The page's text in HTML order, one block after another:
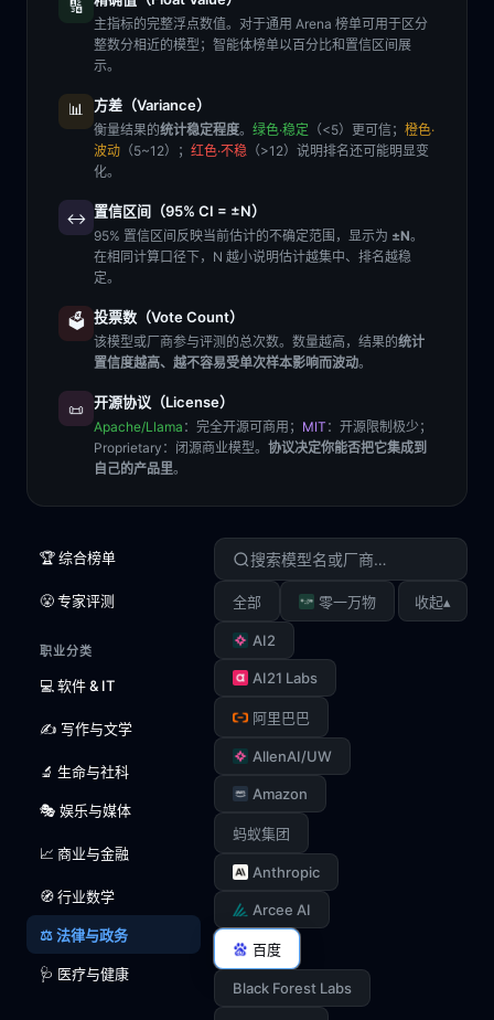
🔢
主指标的完整浮点数值。对于通用 Arena 榜单可用于区分
整数分相近的模型；智能体榜单以百分比和置信区间展
示。
📊 方差（Variance）
衡量结果的统计稳定程度。 绿色·稳定 （<5）更可信； 橙色·
波动 （5~12）； 红色·不稳 （>12）说明排名还可能明显变
化。
↔️ 置信区间（95% CI = ±N）
95% 置信区间反映当前估计的不确定范围，显示为 ±N。
在相同计算口径下，N 越小说明估计越集中、排名越稳
定。
🗳️ 投票数（Vote Count）
该模型或厂商参与评测的总次数。数量越高，结果的统计
置信度越高、越不容易受单次样本影响而波动。
📜 开源协议（License）
Apache/Llama ：完全开源可商用； MIT ：开源限制极少；
Proprietary ：闭源商业模型。 协议决定你能否把它集成到
自己的产品里。
🏆 综合榜单
😤 专家评测
职业分类
💻 软件 & IT
✍️ 写作与文学
🔬 生命与社科
🎭 娱乐与媒体
📈 商业与金融
🧭 行业数学
⚖️ 法律与政务
🩺 医疗与健康
全部 零一万物
AI2
AI21 Labs
阿里巴巴
AllenAI/UW
Amazon
蚂蚁集团
Anthropic
Arcee AI
百度
Black Forest Labs
收起▴